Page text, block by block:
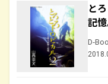
と
記
D-